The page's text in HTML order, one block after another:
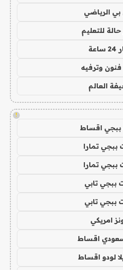
بي الرياضي
للتعليم
وترفيه
العالم
!
اقساط
ببجي تمارا
ببجي تمارا
ببجي تابي
ببجي تابي
امريكي
سعودي اقساط
لودو اقساط